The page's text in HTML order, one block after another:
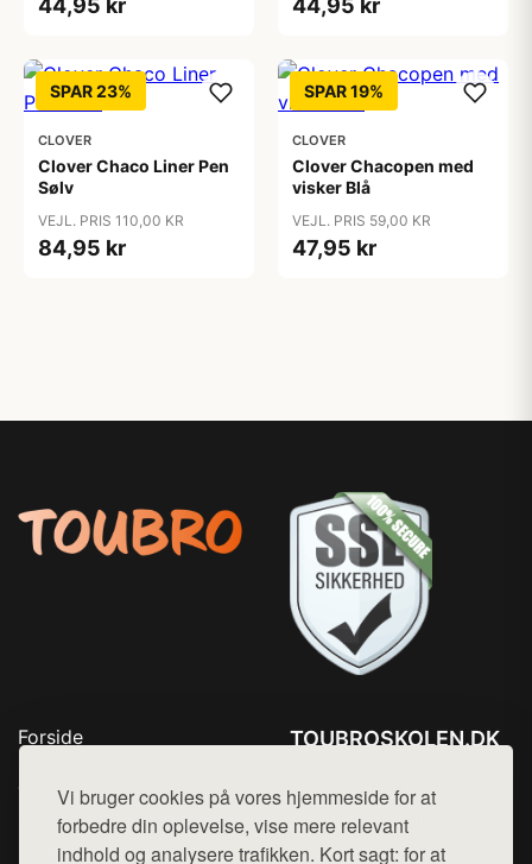
Vi bruger cookies på vores hjemmeside for at
forbedre din oplevelse, vise mere relevant
indhold og analysere trafikken. Kort sagt: for at
44,95 kr 44,95 kr
SPAR 23%
CLOVER
Clover Chaco Liner Pen
Sølv
VEJL. PRIS 110,00 KR
84,95 kr
SPAR 19%
CLOVER
Clover Chacopen med
visker Blå
VEJL. PRIS 59,00 KR
47,95 kr
Forside
Top Rabatter
Blog
Kontakt
TOUBROSKOLEN.DK
Mail: hej@want.dk